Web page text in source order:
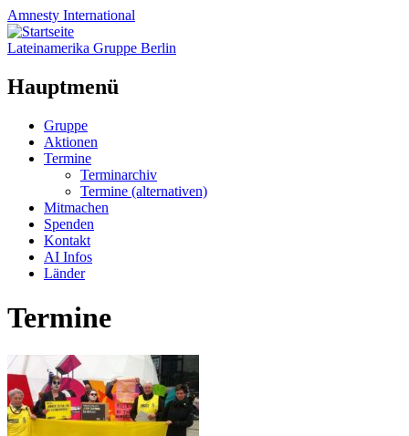
Amnesty International
Lateinamerika Gruppe Berlin
Hauptmenü
Zum
Inhalt
springen
Gruppe
Aktionen
Termine
Terminarchiv
Termine (alternativen)
Mitmachen
Spenden
Kontakt
AI Infos
Länder
Termine